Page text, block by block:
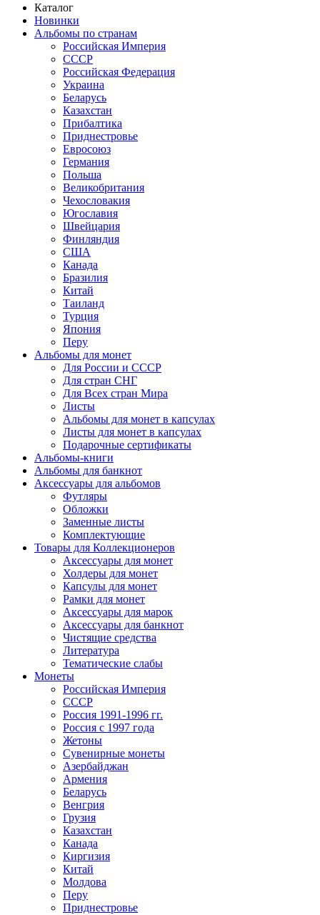
Каталог
Новинки
Альбомы по странам
Российская Империя
СССР
Российская Федерация
Украина
Беларусь
Казахстан
Прибалтика
Приднестровье
Евросоюз
Германия
Польша
Великобритания
Чехословакия
Югославия
Швейцария
Финляндия
США
Канада
Бразилия
Китай
Таиланд
Турция
Япония
Перу
Альбомы для монет
Для России и СССР
Для стран СНГ
Для Всех стран Мира
Листы
Альбомы для монет в капсулах
Листы для монет в капсулах
Подарочные сертификаты
Альбомы-книги
Альбомы для банкнот
Аксессуары для альбомов
Футляры
Обложки
Заменные листы
Комплектующие
Товары для Коллекционеров
Аксессуары для монет
Холдеры для монет
Капсулы для монет
Рамки для монет
Аксессуары для марок
Аксессуары для банкнот
Чистящие средства
Литература
Тематические слабы
Монеты
Российская Империя
СССР
Россия 1991-1996 гг.
Россия с 1997 года
Жетоны
Сувенирные монеты
Азербайджан
Армения
Беларусь
Венгрия
Грузия
Казахстан
Канада
Киргизия
Китай
Молдова
Перу
Приднестровье